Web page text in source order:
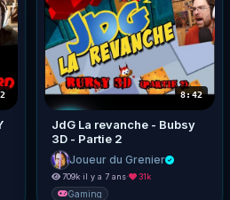
8:42
JdG La revanche - Bubsy
3D - Partie 2
Joueur du Grenier
709k·il y a 7 ans· 31k
Gaming